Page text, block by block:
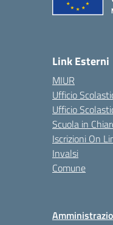
Link Esterni
MIUR
Ufficio
Ufficio
Scuola in
Iscrizioni On
Invalsi
Comune